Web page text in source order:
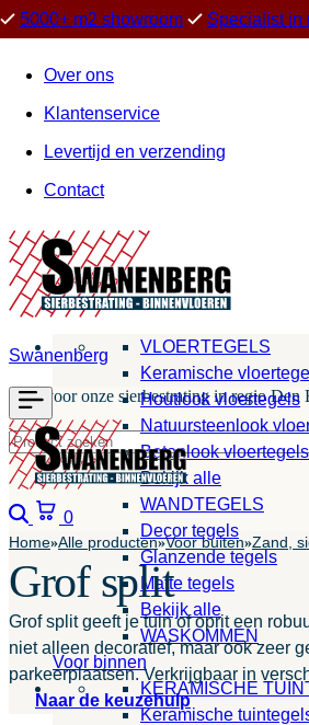
5000+ m2 showroom Specialist in
Over ons
Klantenservice
Levertijd en verzending
Contact
Swanenberg
Kies voor onze sierbestrating in regio Den
VLOERTEGELS
Keramische
Houtlook vloertegels
Natuursteenlook
Betonlook vloertegels
Bekijk alle
WANDTEGELS
Decor tegels
Glanzende tegels
Matte tegels
Bekijk alle
WASKOMMEN
Voor binnen
KERAMISCHE
Keramische
Zoeken
0 Winkelwagen
Home»Alle producten»Voor buiten»Zand,
Grof split
Grof split geeft je tuin of oprit een
niet alleen decoratief, maar ook zeer
parkeerplaatsen. Verkrijgbaar in
Naar de keuzehulp